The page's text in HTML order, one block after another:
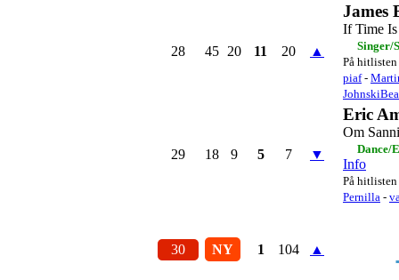
28 45 20 11 20 ▲
James
If Time
Singer/
På hitlisten
piaf-
29 18 9 5 7 ▼
Eric
Om
Dance/
Info
På hitlisten
Pernilla -
30 NY 1 104 ▲